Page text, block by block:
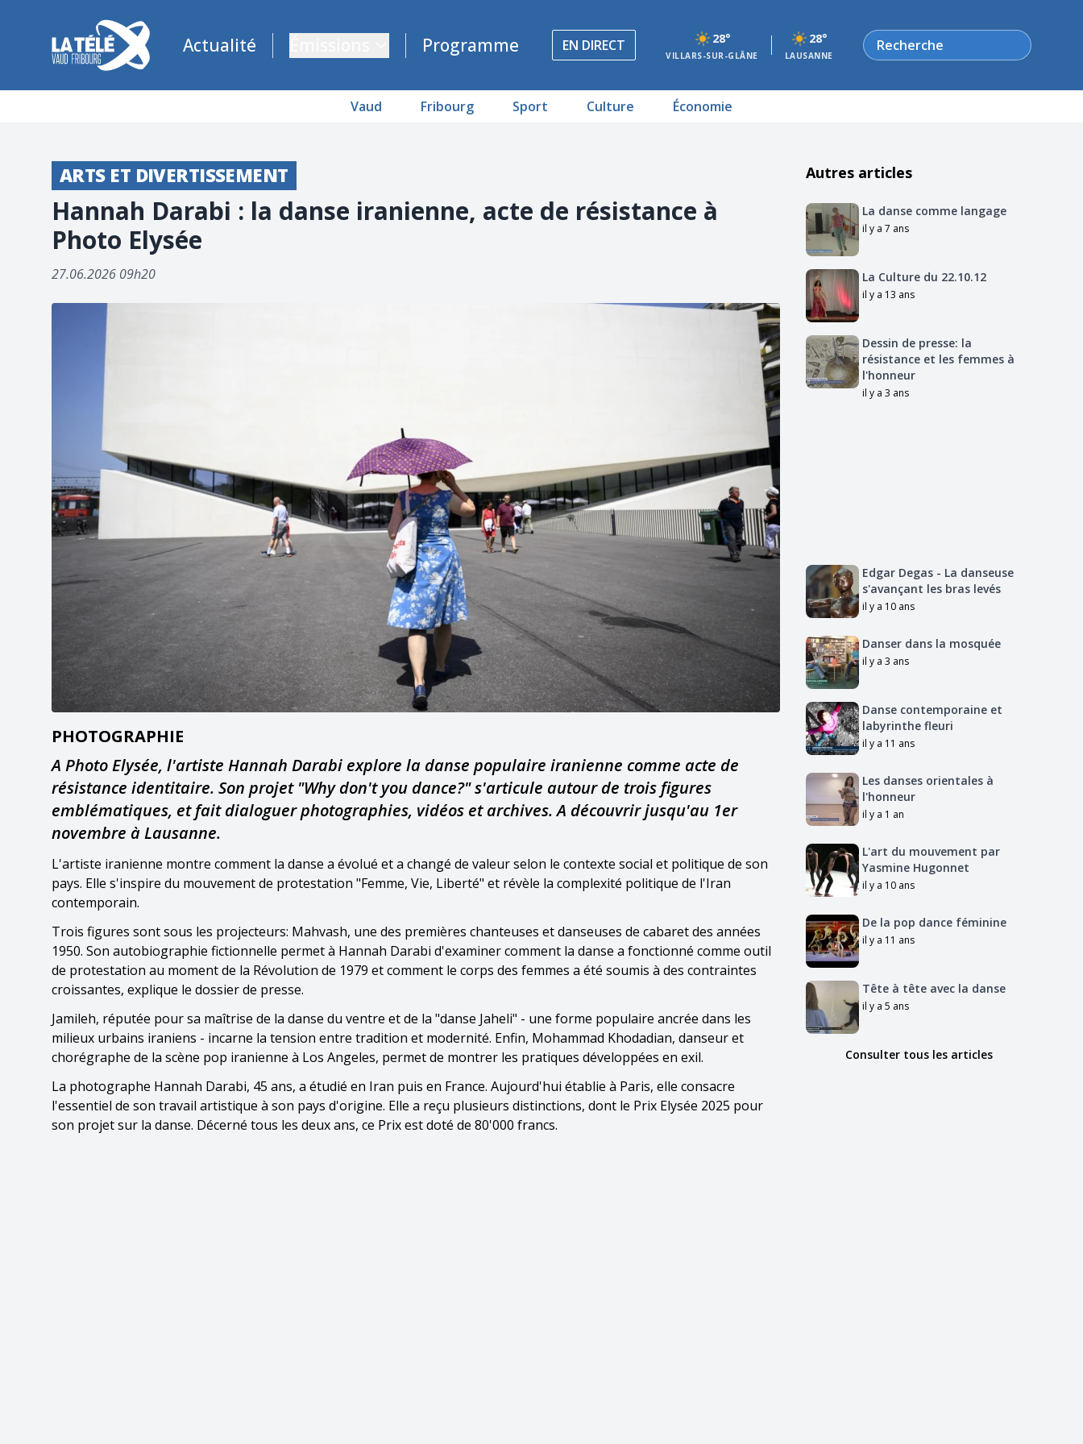
La Télé - Télévision régionale Vaud et Fribourg
Actualité Programme EN DIRECT 28°
VILLARS-SUR-GLÂNE
28°
LAUSANNE
Rechercher
Vaud Fribourg Sport Culture Économie
ARTS ET DIVERTISSEMENT
Hannah Darabi : la danse iranienne, acte de résistance à
Photo Elysée
27.06.2026 09h20
PHOTOGRAPHIE
A Photo Elysée, l'artiste Hannah Darabi explore la danse populaire iranienne comme acte de
résistance identitaire. Son projet "Why don't you dance?" s'articule autour de trois figures
emblématiques, et fait dialoguer photographies, vidéos et archives. A découvrir jusqu'au 1er
novembre à Lausanne.
L'artiste iranienne montre comment la danse a évolué et a changé de valeur selon le contexte social et politique de son
pays. Elle s'inspire du mouvement de protestation "Femme, Vie, Liberté" et révèle la complexité politique de l'Iran
contemporain.
Trois figures sont sous les projecteurs: Mahvash, une des premières chanteuses et danseuses de cabaret des années
1950. Son autobiographie fictionnelle permet à Hannah Darabi d'examiner comment la danse a fonctionné comme outil
de protestation au moment de la Révolution de 1979 et comment le corps des femmes a été soumis à des contraintes
croissantes, explique le dossier de presse.
Jamileh, réputée pour sa maîtrise de la danse du ventre et de la "danse Jaheli" - une forme populaire ancrée dans les
milieux urbains iraniens - incarne la tension entre tradition et modernité. Enfin, Mohammad Khodadian, danseur et
chorégraphe de la scène pop iranienne à Los Angeles, permet de montrer les pratiques développées en exil.
La photographe Hannah Darabi, 45 ans, a étudié en Iran puis en France. Aujourd'hui établie à Paris, elle consacre
l'essentiel de son travail artistique à son pays d'origine. Elle a reçu plusieurs distinctions, dont le Prix Elysée 2025 pour
son projet sur la danse. Décerné tous les deux ans, ce Prix est doté de 80'000 francs.
Autres articles
La danse comme langage
il y a 7 ans
La Culture du 22.10.12
il y a 13 ans
Dessin de presse: la
résistance et les femmes à
l'honneur
il y a 3 ans
Edgar Degas - La danseuse
s'avançant les bras levés
il y a 10 ans
Danser dans la mosquée
il y a 3 ans
Danse contemporaine et
labyrinthe fleuri
il y a 11 ans
Les danses orientales à
l'honneur
il y a 1 an
L'art du mouvement par
Yasmine Hugonnet
il y a 10 ans
De la pop dance féminine
il y a 11 ans
Tête à tête avec la danse
il y a 5 ans
Consulter tous les articles